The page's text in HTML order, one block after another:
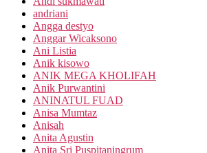
andriani
Angga destyo
Anggar Wicaksono
Ani Listia
Anik kisowo
ANIK MEGA KHOLIFAH
Anik Purwantini
ANINATUL FUAD
Anisa Mumtaz
Anisah
Anita Agustin
Anita Sri Puspitaningrum